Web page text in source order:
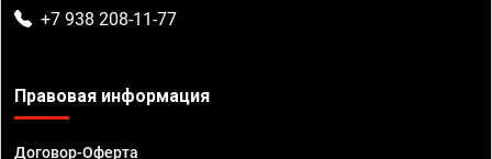
+7 938 208-11-77
Правовая информация
Договор-Оферта